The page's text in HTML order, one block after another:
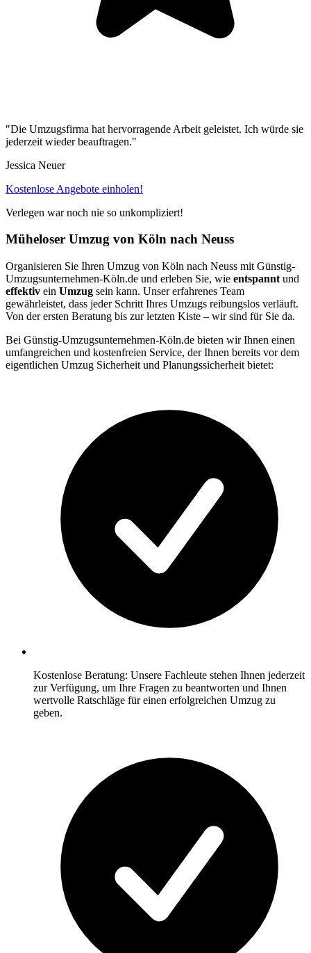
"Die Umzugsfirma hat hervorragende Arbeit geleistet. Ich würde sie
jederzeit wieder beauftragen."
Jessica Neuer
Kostenlose Angebote einholen!
Verlegen war noch nie so unkompliziert!
Müheloser Umzug von Köln⁠ nach Neuss
Organisieren Sie Ihren Umzug von Köln⁠ nach Neuss mit Günstig-
Umzugsunternehmen-Köln.de und erleben Sie, wie entspannt und
effektiv ein Umzug sein kann. Unser erfahrenes Team
gewährleistet, dass jeder Schritt Ihres Umzugs reibungslos verläuft.
Von der ersten Beratung bis zur letzten Kiste – wir sind für Sie da.
Bei Günstig-Umzugsunternehmen-Köln.de bieten wir Ihnen einen
umfangreichen und kostenfreien Service, der Ihnen bereits vor dem
eigentlichen Umzug Sicherheit und Planungssicherheit bietet:
Kostenlose Beratung: Unsere Fachleute stehen Ihnen jederzeit
zur Verfügung, um Ihre Fragen zu beantworten und Ihnen
wertvolle Ratschläge für einen erfolgreichen Umzug zu
geben.